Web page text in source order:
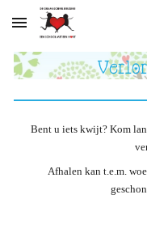
Skip to main content
Bent u iets kwijt? Kom
Afhalen kan t.e.m.